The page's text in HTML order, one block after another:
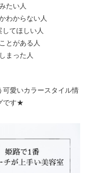
たい人
わからない人
てほしい人
とがある人
まった人
愛いカラースタイル情
です★